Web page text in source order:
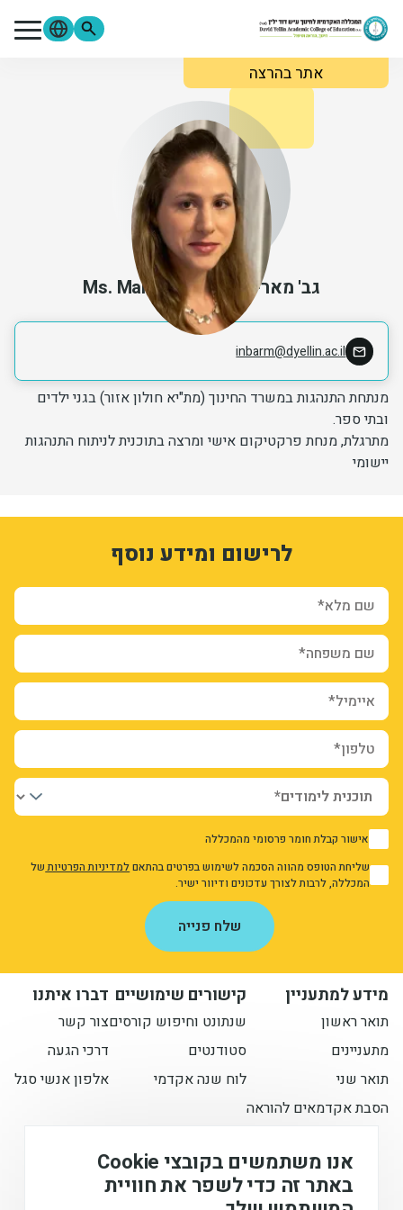
דילוג לתוכן העיקרי
אתר בהרצהמתעניינים סטודנטים
ספרייה
פורטל הסטודנטים
פורטל הסגל
אודות המכללה
לימודים והרשמה
מידע שימושי
מחקר ופירסומים
יחידות ומכונים
גב' מארי ענבר Ms. Mary Inbar
פרטי קשר
inbarm@dyellin.ac.il
מנתחת התנהגות במשרד החינוך (מת"יא חולון אזור) בגני ילדים
ובתי ספר.
מתרגלת, מנחת פרקטיקום אישי ומרצה בתוכנית לניתוח התנהגות
יישומי
לרישום ומידע נוסף
שם מלא*
שם משפחה*
איימיל*
טלפון*
1 אישור קבלת חומר פרסומי מהמכללה
1
אני מאשר/ת את מדיניות הפרטיות
שליחת הטופס מהווה הסכמה לשימוש בפרטים בהתאםלמדיניות הפרטיותשל
המכללה, לרבות לצורך עדכונים ודיוור ישיר.
שלח פנייה
form-C1A9jQXi1Dg8cSfO6n649-CS1Lm6bg6GNTUcA8ljyGg
ccrbpL_tPFlQBurwBONoz3TMCfroYE8JHlOPZTfrlWc
מידע למתעניין
תואר ראשון
מתעניינים
תואר שני
הסבת אקדמאים להוראה
קישורים שימושיים
שנתונט וחיפוש קורסים
סטודנטים
לוח שנה אקדמי
דברו איתנו
צור קשר
דרכי הגעה
אלפון אנשי סגל
הישארו מעודכנים איתנו
אנו משתמשים בקובצי Cookie
באתר זה כדי לשפר את חוויית